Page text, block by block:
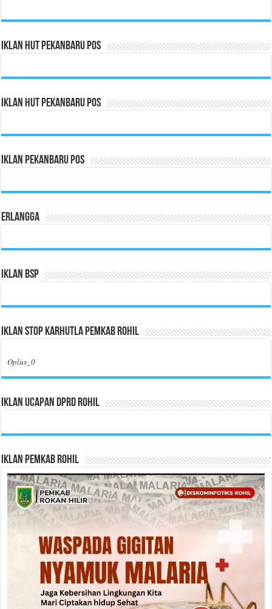
Iklan HUT Pekanbaru Pos
Iklan HUT Pekanbaru Pos
Iklan Pekanbaru Pos
Erlangga
Iklan BSP
Iklan Stop Karhutla Pemkab Rohil
Oplus_0
Iklan Ucapan DPRD Rohil
Iklan Pemkab Rohil